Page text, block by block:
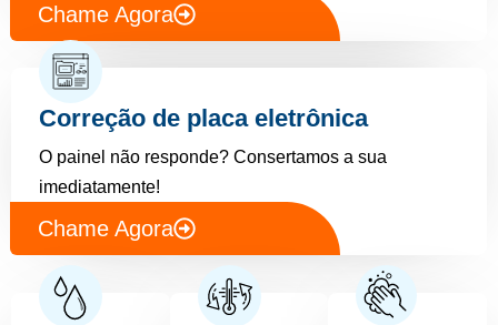
Chame Agora
Correção de placa eletrônica
O painel não responde? Consertamos a sua
imediatamente!
Chame Agora